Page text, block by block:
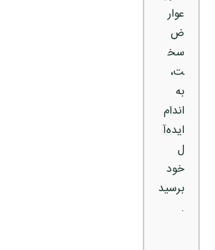
عوار
ض
سخ
ت،
به
اندام
ایده‌آ
ل
خود
برسید
.